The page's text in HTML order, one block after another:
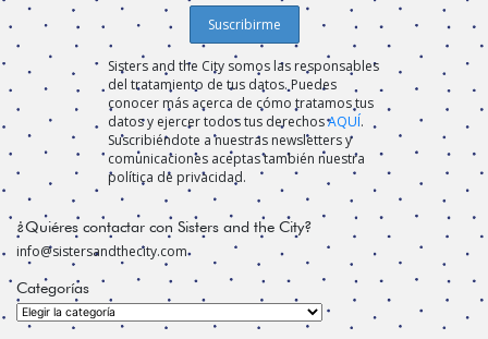
Sisters and the City somos las responsables
del tratamiento de tus datos. Puedes
conocer más acerca de cómo tratamos tus
datos y ejercer todos tus derechosAQUÍ.
Suscribiéndote a nuestras newsletters y
comunicaciones aceptas también nuestra
política de privacidad.
¿Quiéres contactar con Sisters and the City?
info@sistersandthecity.com
Categorías
Categorías